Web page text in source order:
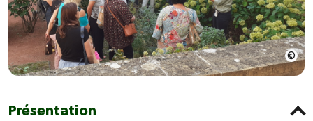
Présentation